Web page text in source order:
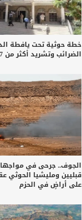
خطة حوثية تحت يافطة
الضرائب وتشريد أكثر من 7 آلاف موظف
الجوف.. جرحى في
قبليين ومليشيا الحوثي
على أراضٍ في الحزم